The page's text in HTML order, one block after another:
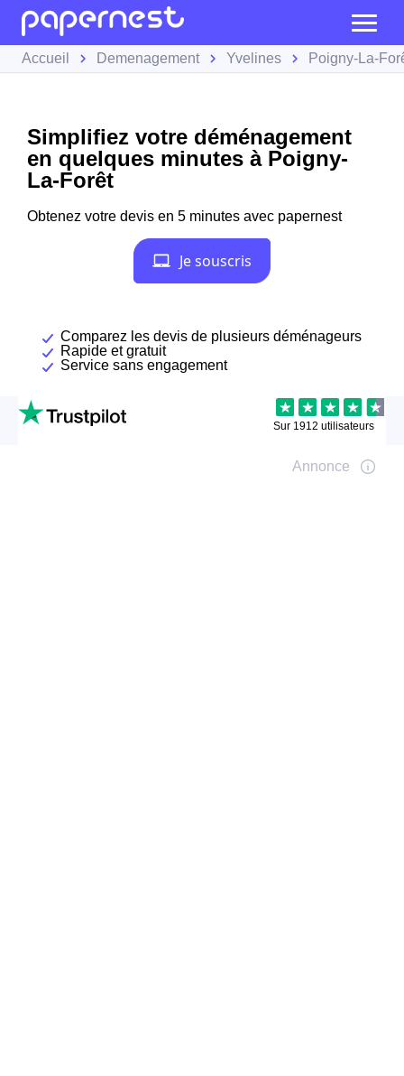
Accueil Demenagement Yvelines Poigny-La-